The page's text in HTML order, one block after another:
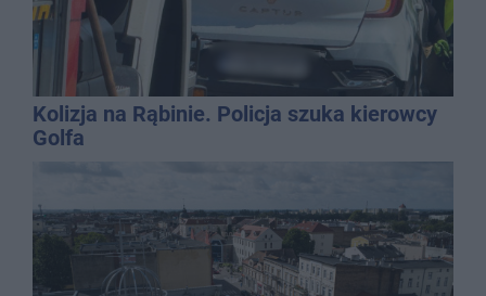
Kolizja na Rąbinie. Policja szuka kierowcy
Golfa